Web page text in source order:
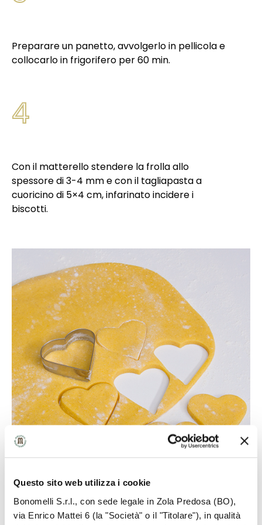
Questo sito web utilizza i cookie
Bonomelli S.r.l., con sede legale in Zola Predosa (BO),
via Enrico Mattei 6 (la "Società" o il "Titolare"), in qualità
Preparare un panetto, avvolgerlo in pellicola e
collocarlo in frigorifero per 60 min.
4
Con il matterello stendere la frolla allo
spessore di 3-4 mm e con il tagliapasta a
cuoricino di 5×4 cm, infarinato incidere i
biscotti.